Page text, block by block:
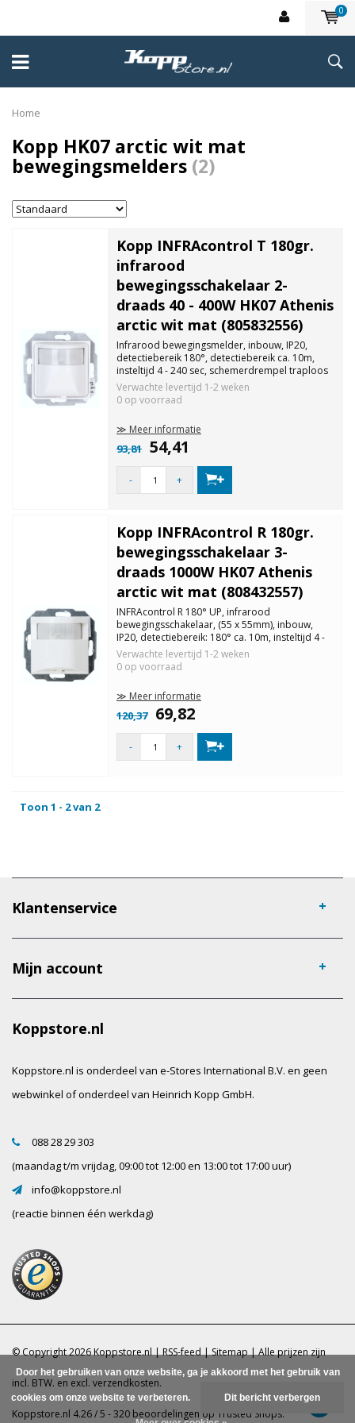
0
Home
Kopp HK07 arctic wit mat
bewegingsmelders (2)
Kopp INFRAcontrol T 180gr.
infrarood
bewegingsschakelaar 2-
draads 40 - 400W HK07 Athenis
arctic wit mat (805832556)
Infrarood bewegingsmelder, inbouw, IP20,
detectiebereik 180°, detectiebereik ca. 10m,
insteltijd 4 - 240 sec, schemerdrempel traploos
instelbaar. Belasting gloei-/halgeenlampen: 40 -
400W, niet geschikt voor LED.
Verwachte levertijd 1-2 weken
0 op voorraad
≫ Meer informatie
93,81 54,41
- +
Kopp INFRAcontrol R 180gr.
bewegingsschakelaar 3-
draads 1000W HK07 Athenis
arctic wit mat (808432557)
INFRAcontrol R 180° UP, infrarood
bewegingsschakelaar, (55 x 55mm), inbouw,
IP20, detectiebereik: 180° ca. 10m, insteltijd 4 -
240 seconden, schemerdrempel traploos
instelbaar, met schakelaar: permanent aan,
automatisch. HK07, Athenis arctic wit mat.
Verwachte levertijd 1-2 weken
0 op voorraad
≫ Meer informatie
120,37 69,82
- +
Toon 1 - 2 van 2
Klantenservice
Mijn account
Koppstore.nl
Koppstore.nl is onderdeel van e-Stores International B.V. en geen
webwinkel of onderdeel van Heinrich Kopp GmbH.
088 28 29 303
(maandag t/m vrijdag, 09:00 tot 12:00 en 13:00 tot 17:00 uur)
info@koppstore.nl
(reactie binnen één werkdag)
© Copyright 2026 Koppstore.nl |RSS-feed|Sitemap| Alle prijzen zijn
incl. BTW. en excl. verzendkosten.
Koppstore.nl 4.26/5 -320 beoordelingen op Trusted Shops.
Door het gebruiken van onze website, ga je akkoord met het gebruik van
cookies om onze website te verbeteren. Dit bericht verbergen